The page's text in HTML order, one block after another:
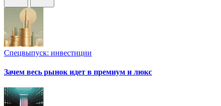
Спецвыпуск: инвестиции
Зачем весь рынок идет в премиум и люкс